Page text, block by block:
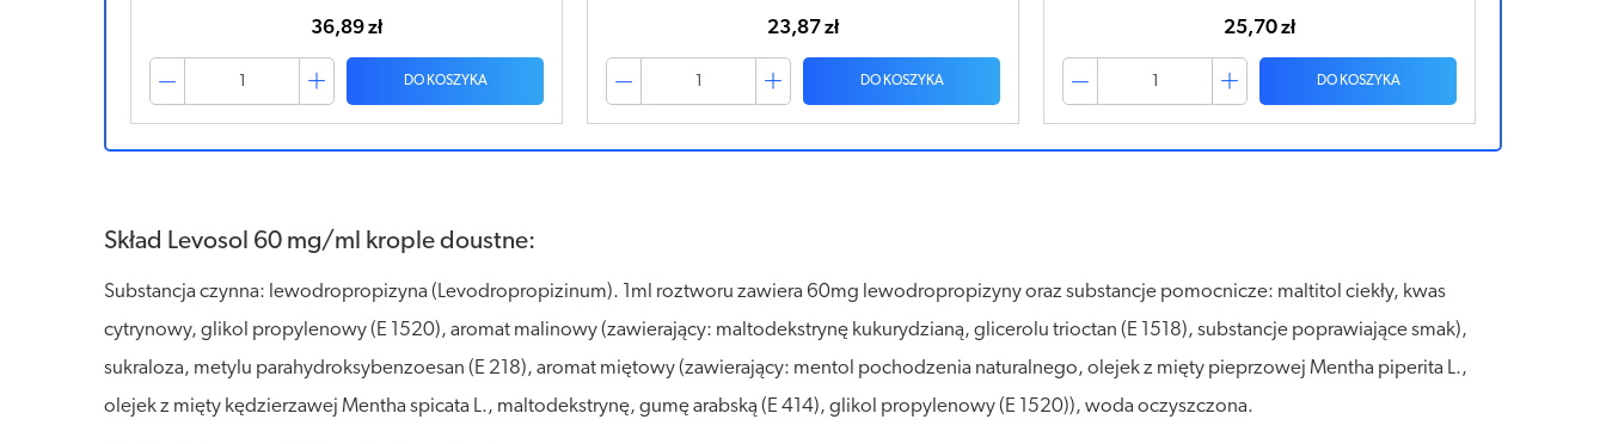
23,87 zł
DO KOSZYKA
25,70 zł
DO KOSZYKA
28,37 zł
DO KOSZYKA
Skład Levosol 60 mg/ml krople doustne:
Substancja czynna: lewodropropizyna (Levodropropizinum). 1ml roztworu zawiera 60mg lewodropropizyny oraz substancje pomocnicze: maltitol ciekły, kwas
cytrynowy, glikol propylenowy (E 1520), aromat malinowy (zawierający: maltodekstrynę kukurydzianą, glicerolu trioctan (E 1518), substancje poprawiające smak),
sukraloza, metylu parahydroksybenzoesan (E 218), aromat miętowy (zawierający: mentol pochodzenia naturalnego, olejek z mięty pieprzowej Mentha piperita L.,
olejek z mięty kędzierzawej Mentha spicata L., maltodekstrynę, gumę arabską (E 414), glikol propylenowy (E 1520)), woda oczyszczona.